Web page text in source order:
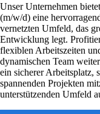
Unser Unternehmen
(m/w/d) eine
vernetzten Umfeld, das
Entwicklung legt.
flexiblen Arbeitszeiten
dynamischen Team
ein sicherer Arbeitsplatz,
spannenden Projekten
unterstützenden Umfeld